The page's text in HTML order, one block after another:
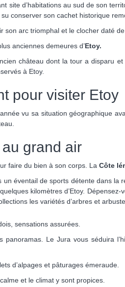
site d’habitations au sud de son
conserver son cachet historique
son arc triomphal et le clocher daté de
anciennes demeures d’Etoy.
château dont la tour a disparu
à Etoy.
pour visiter Etoy
vu sa situation géographique
grand air
faire du bien à son corps. La Côte
éventail de sports détente dans la
kilomètres d’Etoy.
les variétés d’arbres et
sensations assurées.
panoramas. Le Jura vous séduira
d’alpages et pâturages émeraude.
et le climat y sont propices.